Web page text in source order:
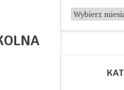
Archiwum